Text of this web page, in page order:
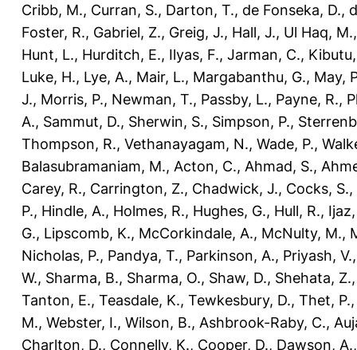
Cribb, M., Curran, S., Darton, T., de Fonseka, D.,
Foster, R., Gabriel, Z., Greig, J., Hall, J., Ul Haq, M.
Hunt, L., Hurditch, E., Ilyas, F., Jarman, C.,
Luke, H., Lye, A., Mair, L., Margabanthu, G., May,
J., Morris, P., Newman, T., Passby, L., Payne, R.,
A., Sammut, D., Sherwin, S., Simpson, P.,
Thompson, R., Vethanayagam, N., Wade, P.,
Balasubramaniam, M., Acton, C., Ahmad, S.,
Carey, R., Carrington, Z., Chadwick, J., Cocks, S.,
P., Hindle, A., Holmes, R., Hughes, G., Hull, R.,
G., Lipscomb, K., McCorkindale, A., McNulty, M.,
Nicholas, P., Pandya, T., Parkinson, A., Priyash, V.
W., Sharma, B., Sharma, O., Shaw, D., Shehata, Z.
Tanton, E., Teasdale, K., Tewkesbury, D., Thet, P.
M., Webster, I., Wilson, B., Ashbrook-Raby, C.,
Charlton, D., Connelly, K., Cooper, D., Dawson, A.